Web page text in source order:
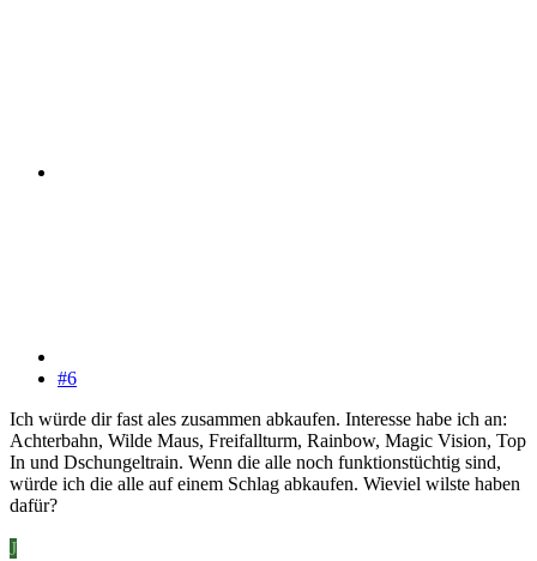
#6
Ich würde dir fast ales zusammen abkaufen. Interesse habe ich an:
Achterbahn, Wilde Maus, Freifallturm, Rainbow, Magic Vision, Top
In und Dschungeltrain. Wenn die alle noch funktionstüchtig sind,
würde ich die alle auf einem Schlag abkaufen. Wieviel wilste haben
dafür?
J